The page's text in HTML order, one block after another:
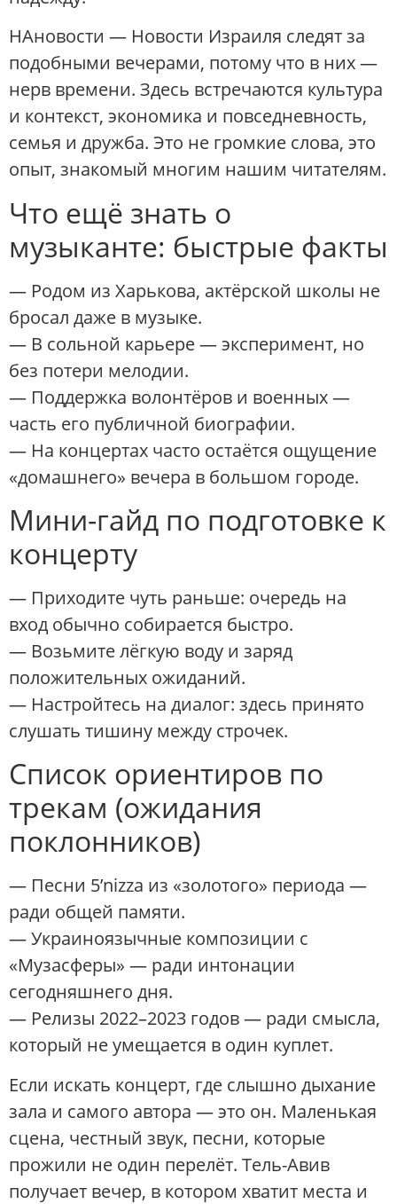
НАновости — Новости Израиля следят за
подобными вечерами, потому что в них —
нерв времени. Здесь встречаются культура
и контекст, экономика и повседневность,
семья и дружба. Это не громкие слова, это
опыт, знакомый многим нашим читателям.
Что ещё знать о
музыканте: быстрые факты
— Родом из Харькова, актёрской школы не
бросал даже в музыке.
— В сольной карьере — эксперимент, но
без потери мелодии.
— Поддержка волонтёров и военных —
часть его публичной биографии.
— На концертах часто остаётся ощущение
«домашнего» вечера в большом городе.
Мини-гайд по подготовке к
концерту
— Приходите чуть раньше: очередь на
вход обычно собирается быстро.
— Возьмите лёгкую воду и заряд
положительных ожиданий.
— Настройтесь на диалог: здесь принято
слушать тишину между строчек.
Список ориентиров по
трекам (ожидания
поклонников)
— Песни 5’nizza из «золотого» периода —
ради общей памяти.
— Украиноязычные композиции с
«Музасферы» — ради интонации
сегодняшнего дня.
— Релизы 2022–2023 годов — ради смысла,
который не умещается в один куплет.
Если искать концерт, где слышно дыхание
зала и самого автора — это он. Маленькая
сцена, честный звук, песни, которые
прожили не один перелёт. Тель-Авив
получает вечер, в котором хватит места и